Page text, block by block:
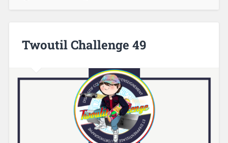
Twoutil Challenge 49